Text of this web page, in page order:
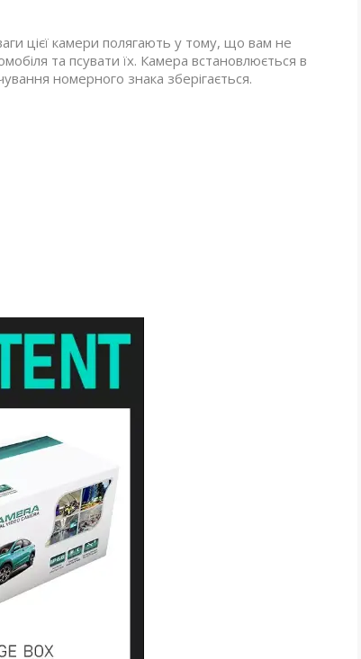
цієї камери полягають у тому, що вам не
та псувати їх. Камера встановлюється в
номерного знака зберігається.